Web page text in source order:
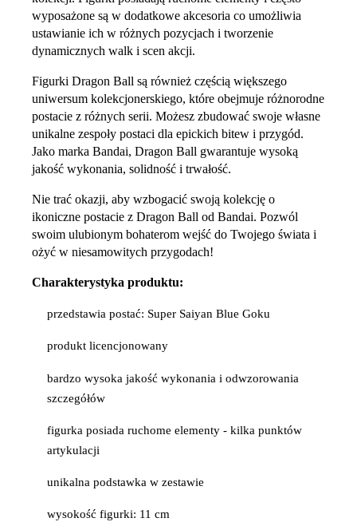
wyposażone są w dodatkowe akcesoria co umożliwia
ustawianie ich w różnych pozycjach i tworzenie
dynamicznych walk i scen akcji.
Figurki Dragon Ball są również częścią większego
uniwersum kolekcjonerskiego, które obejmuje różnorodne
postacie z różnych serii. Możesz zbudować swoje własne
unikalne zespoły postaci dla epickich bitew i przygód.
Jako marka Bandai, Dragon Ball gwarantuje wysoką
jakość wykonania, solidność i trwałość.
Nie trać okazji, aby wzbogacić swoją kolekcję o
ikoniczne postacie z Dragon Ball od Bandai. Pozwól
swoim ulubionym bohaterom wejść do Twojego świata i
ożyć w niesamowitych przygodach!
Charakterystyka produktu:
przedstawia postać: Super Saiyan Blue Goku
produkt licencjonowany
bardzo wysoka jakość wykonania i odwzorowania
szczegółów
figurka posiada ruchome elementy - kilka punktów
artykulacji
unikalna podstawka w zestawie
wysokość figurki: 11 cm